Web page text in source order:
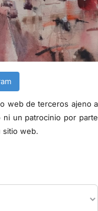
web de terceros ajeno a
ni un patrocinio por parte
sitio web.